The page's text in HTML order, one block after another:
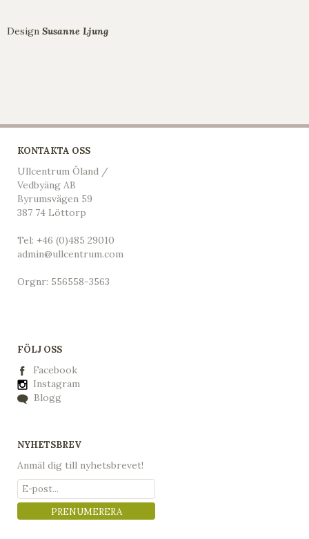
Design Susanne Ljung
KONTAKTA OSS
Ullcentrum Öland /
Vedbyäng AB
Byrumsvägen 59
387 74 Löttorp
Tel: +46 (0)485 29010
admin@ullcentrum.com
Orgnr: 556558-3563
FÖLJ OSS
Facebook
Instagram
Blogg
NYHETSBREV
Anmäl dig till nyhetsbrevet!
PRENUMERERA